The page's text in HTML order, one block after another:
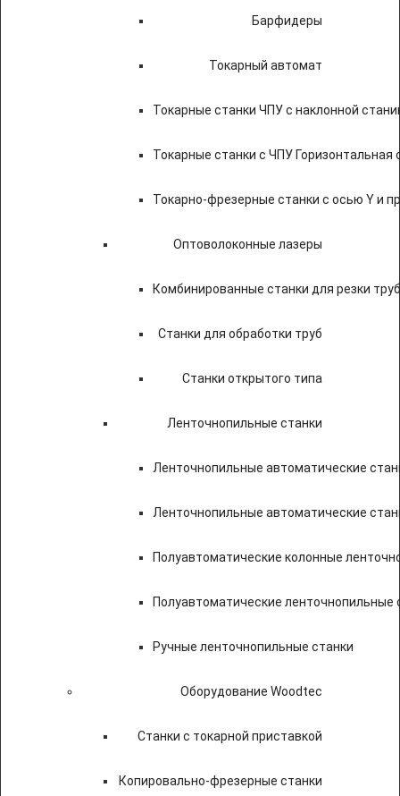
Барфидеры
Токарный автомат
Токарные станки ЧПУ c наклонной
Токарные станки с ЧПУ Горизонтальная
Токарно-фрезерные станки с осью Y и
Оптоволоконные лазеры
Комбинированные станки для резки
Станки для обработки труб
Станки открытого типа
Ленточнопильные станки
Ленточнопильные автоматические
Ленточнопильные автоматические
Полуавтоматические колонные
Полуавтоматические ленточнопильные
Ручные ленточнопильные станки
Оборудование Woodtec
Станки с токарной приставкой
Копировально-фрезерные станки